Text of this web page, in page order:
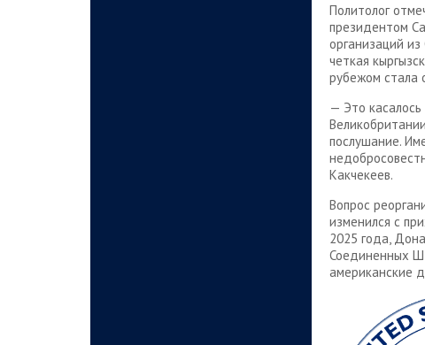
Политолог
президентом
организаций
четкая
рубежом стала
— Это
послушание.
Какчекеев.
Вопрос
изменился с
2025 года,
Соединенных
американские